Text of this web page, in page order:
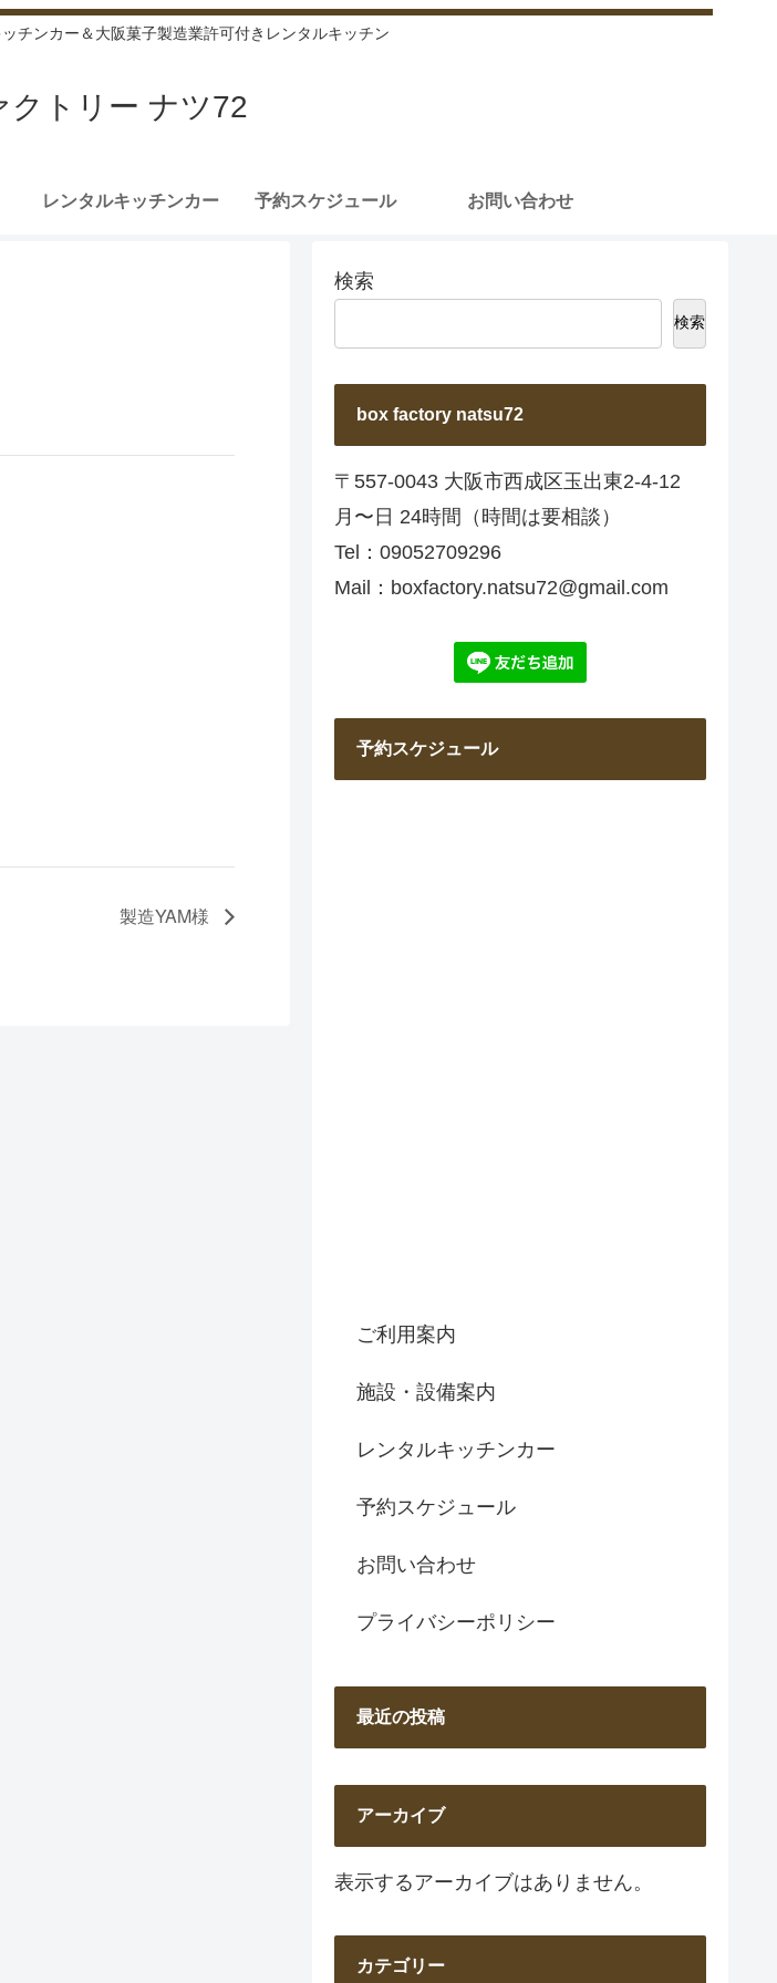
チンカー＆大阪菓子製造業許可付きレンタルキッチン
クトリー ナツ72
レンタルキッチンカー 予約スケジュール お問い合わせ
製造YAM様
検索
検索
box factory natsu72
〒557-0043 大阪市西成区玉出東2-4-12
月〜日 24時間（時間は要相談）
Tel：09052709296
Mail：boxfactory.natsu72@gmail.com
予約スケジュール
ご利用案内
施設・設備案内
レンタルキッチンカー
予約スケジュール
お問い合わせ
プライバシーポリシー
最近の投稿
アーカイブ
表示するアーカイブはありません。
カテゴリー